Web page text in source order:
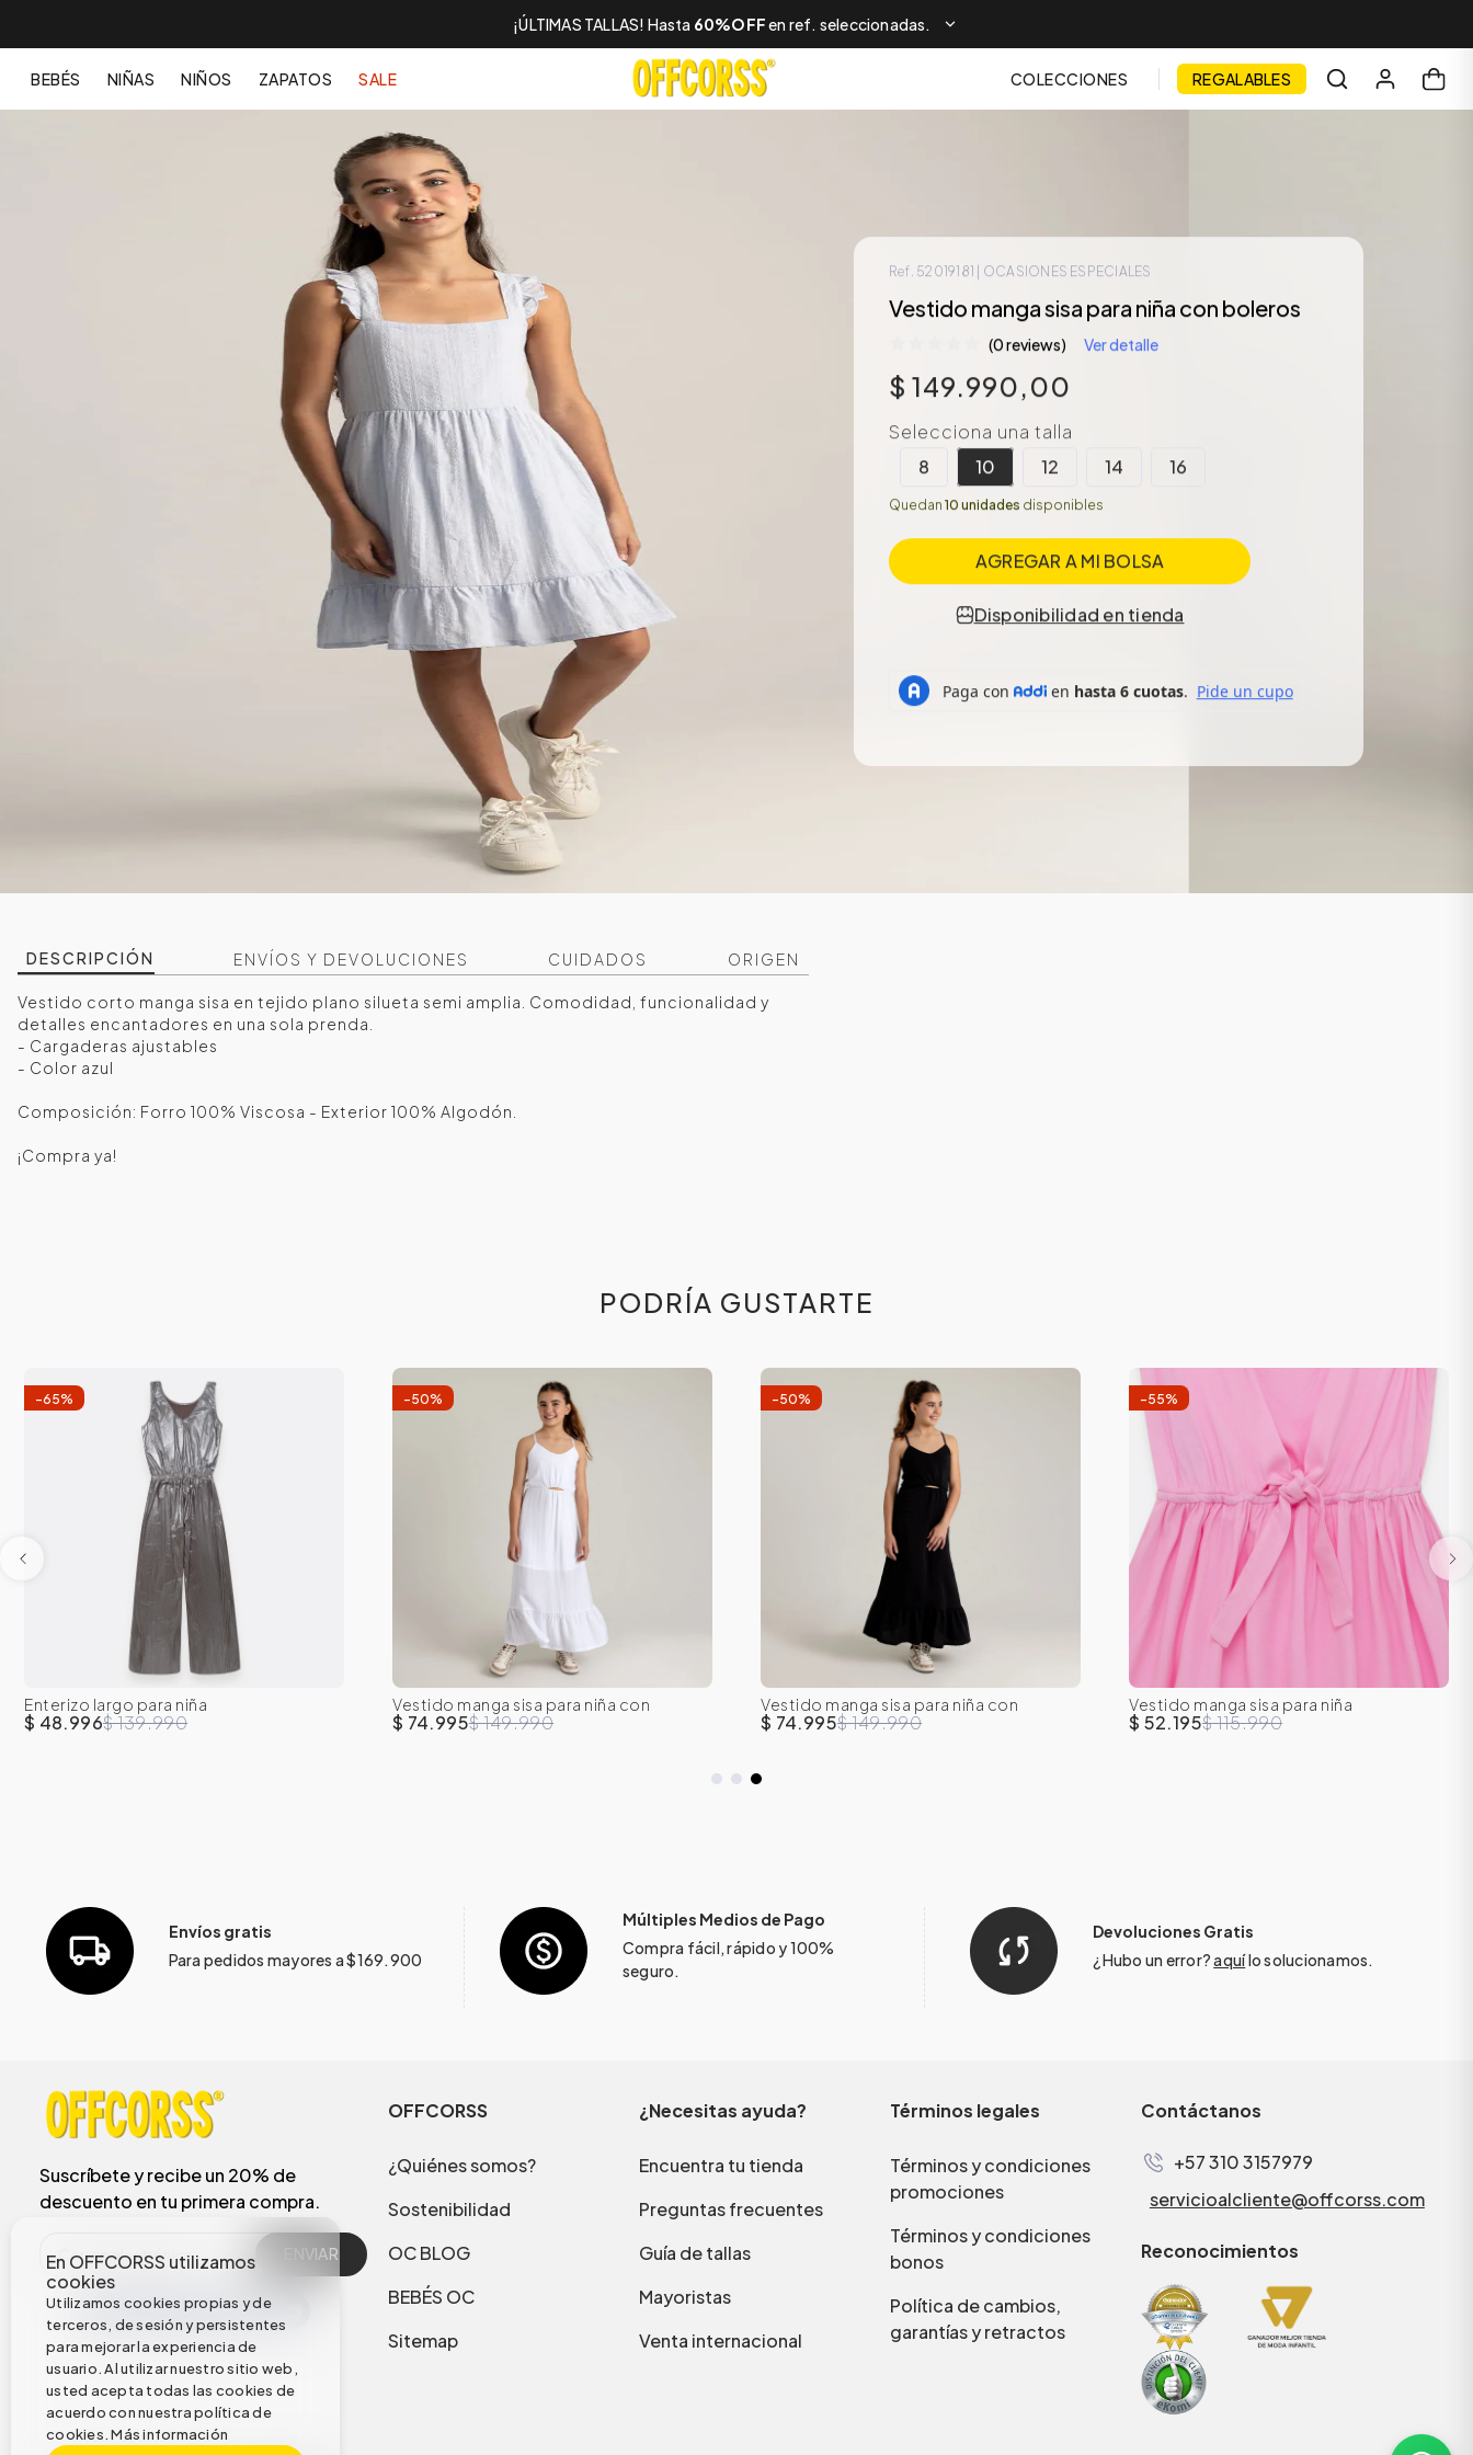
¡ÚLTIMAS TALLAS! Hasta 60%OFFen ref. seleccionadas.
BEBÉS NIÑAS NIÑOS ZAPATOS SALE COLECCIONES REGALABLES
En OFFCORSS utilizamos
cookies
Utilizamos cookies propias y de
terceros, de sesión y persistentes
para mejorar la experiencia de
usuario. Al utilizar nuestro sitio web,
usted acepta todas las cookies de
acuerdo con nuestra política de
cookies.Más información
Ref. 52019181 | OCASIONES ESPECIALES
Vestido manga sisa para niña con boleros
(0 reviews) Ver detalle
$ 149.990,00
Selecciona una talla
8
10 12 14 16
Quedan 10 unidades disponibles
AGREGAR A MI BOLSA
Disponibilidad en tienda
DESCRIPCIÓN ENVÍOS Y DEVOLUCIONES CUIDADOS ORIGEN
Vestido corto manga sisa en tejido plano silueta semi amplia. Comodidad, funcionalidad y
detalles encantadores en una sola prenda.
- Cargaderas ajustables
- Color azul
Composición: Forro 100% Viscosa - Exterior 100% Algodón.
¡Compra ya!
PODRÍA GUSTARTE
-65%
10 12
8
Enterizo largo para niña
$ 48.996$ 139.990
-50%
10 12 14 16
8
Vestido manga sisa para niña con
abertura frontal
$ 74.995$ 149.990
-50%
10 12 14 16
8
Vestido manga sisa para niña con
abertura frontal
$ 74.995$ 149.990
-55%
10 12 14
8
Vestido manga sisa para niña
$ 52.195$ 115.990
Envíos gratis
Para pedidos mayores a $169.900
Múltiples Medios de Pago
Compra fácil, rápido y 100%
seguro.
Devoluciones Gratis
¿Hubo un error?aquílo solucionamos.
Suscríbete y recibe un 20% de
descuento en tu primera compra.
ENVIAR
OFFCORSS
¿Quiénes somos?
Sostenibilidad
OC BLOG
BEBÉS OC
Sitemap
¿Necesitas ayuda?
Encuentra tu tienda
Preguntas frecuentes
Guía de tallas
Mayoristas
Venta internacional
Términos legales
Términos y condiciones
promociones
Términos y condiciones
bonos
Política de cambios,
garantías y retractos
Contáctanos
+57 310 3157979
servicioalcliente@offcorss.com
Reconocimientos